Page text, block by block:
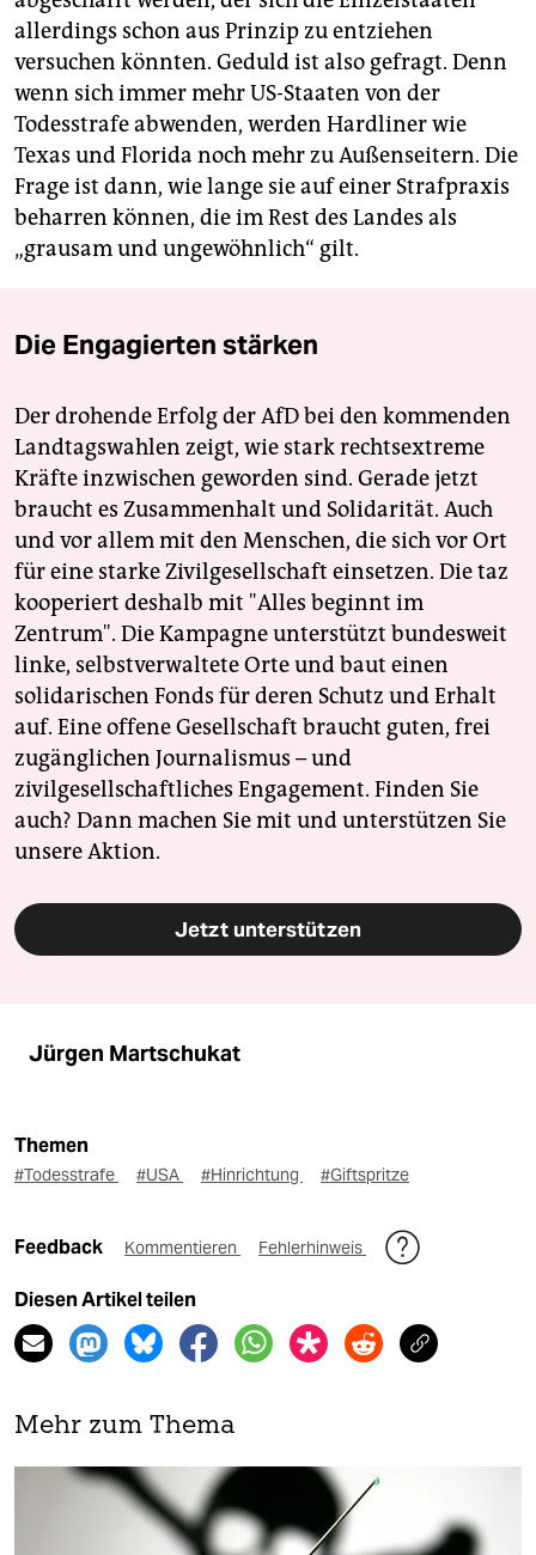
allerdings schon aus Prinzip zu entziehen
versuchen könnten. Geduld ist also gefragt. Denn
wenn sich immer mehr US-Staaten von der
Todesstrafe abwenden, werden Hardliner wie
Texas und Florida noch mehr zu Außenseitern. Die
Frage ist dann, wie lange sie auf einer Strafpraxis
beharren können, die im Rest des Landes als
„grausam und ungewöhnlich“ gilt.
Die Engagierten stärken
Der drohende Erfolg der AfD bei den kommenden
Landtagswahlen zeigt, wie stark rechtsextreme
Kräfte inzwischen geworden sind. Gerade jetzt
braucht es Zusammenhalt und Solidarität. Auch
und vor allem mit den Menschen, die sich vor Ort
für eine starke Zivilgesellschaft einsetzen. Die taz
kooperiert deshalb mit "Alles beginnt im
Zentrum". Die Kampagne unterstützt bundesweit
linke, selbstverwaltete Orte und baut einen
solidarischen Fonds für deren Schutz und Erhalt
auf. Eine offene Gesellschaft braucht guten, frei
zugänglichen Journalismus – und
zivilgesellschaftliches Engagement. Finden Sie
auch? Dann machen Sie mit und unterstützen Sie
unsere Aktion.
Jetzt unterstützen
Jürgen Martschukat
Themen
#Todesstrafe #USA #Hinrichtung #Giftspritze
Feedback Kommentieren Fehlerhinweis
Diesen Artikel teilen
Mehr zum Thema